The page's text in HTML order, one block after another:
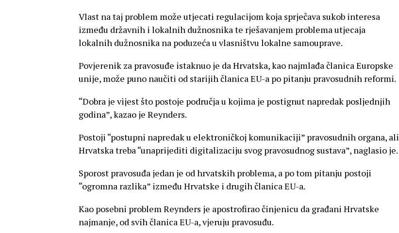
Vlast na taj problem može utjecati regulacijom koja sprječava sukob interesa
između državnih i lokalnih dužnosnika te rješavanjem problema utjecaja
lokalnih dužnosnika na poduzeća u vlasništvu lokalne samouprave.
Povjerenik za pravosuđe istaknuo je da Hrvatska, kao najmlađa članica Europske
unije, može puno naučiti od starijih članica EU-a po pitanju pravosudnih reformi.
“Dobra je vijest što postoje područja u kojima je postignut napredak posljednjih
godina”, kazao je Reynders.
Postoji “postupni napredak u elektroničkoj komunikaciji” pravosudnih organa, ali
Hrvatska treba “unaprijediti digitalizaciju svog pravosudnog sustava”, naglasio je.
Sporost pravosuđa jedan je od hrvatskih problema, a po tom pitanju postoji
“ogromna razlika” između Hrvatske i drugih članica EU-a.
Kao posebni problem Reynders je apostrofirao činjenicu da građani Hrvatske
najmanje, od svih članica EU-a, vjeruju pravosuđu.